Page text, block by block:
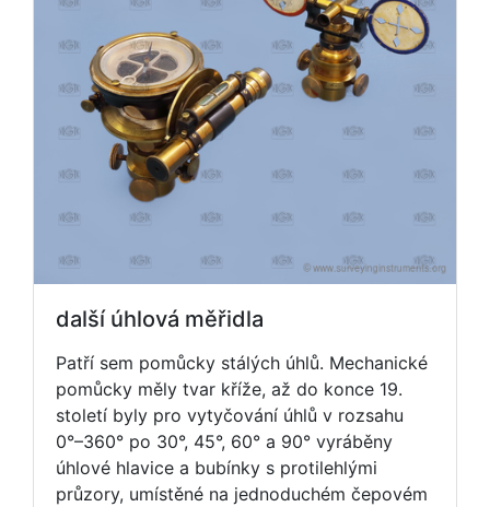
další úhlová měřidla
Patří sem pomůcky stálých úhlů. Mechanické
pomůcky měly tvar kříže, až do konce 19.
století byly pro vytyčování úhlů v rozsahu
0°–360° po 30°, 45°, 60° a 90° vyráběny
úhlové hlavice a bubínky s protilehlými
průzory, umístěné na jednoduchém čepovém